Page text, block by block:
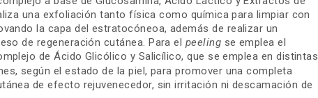
una exfoliación tanto física como química para limpiar con
la capa del estratocóneoa, además de realizar un
de regeneración cutánea. Para el peeling se emplea el
de Ácido Glicólico y Salicílico, que se emplea en distintas
según el estado de la piel, para promover una completa
de efecto rejuvenecedor, sin irritación ni descamación de